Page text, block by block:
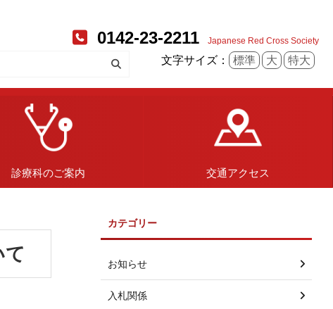
0142-23-2211 Japanese Red Cross Society
文字サイズ： 標準 大 特大
診療科のご案内 交通アクセス
て
カテゴリー
お知らせ
入札関係